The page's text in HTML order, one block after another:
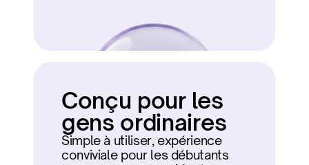
Conçu pour les
gens ordinaires
Simple à utiliser, expérience
conviviale pour les débutants